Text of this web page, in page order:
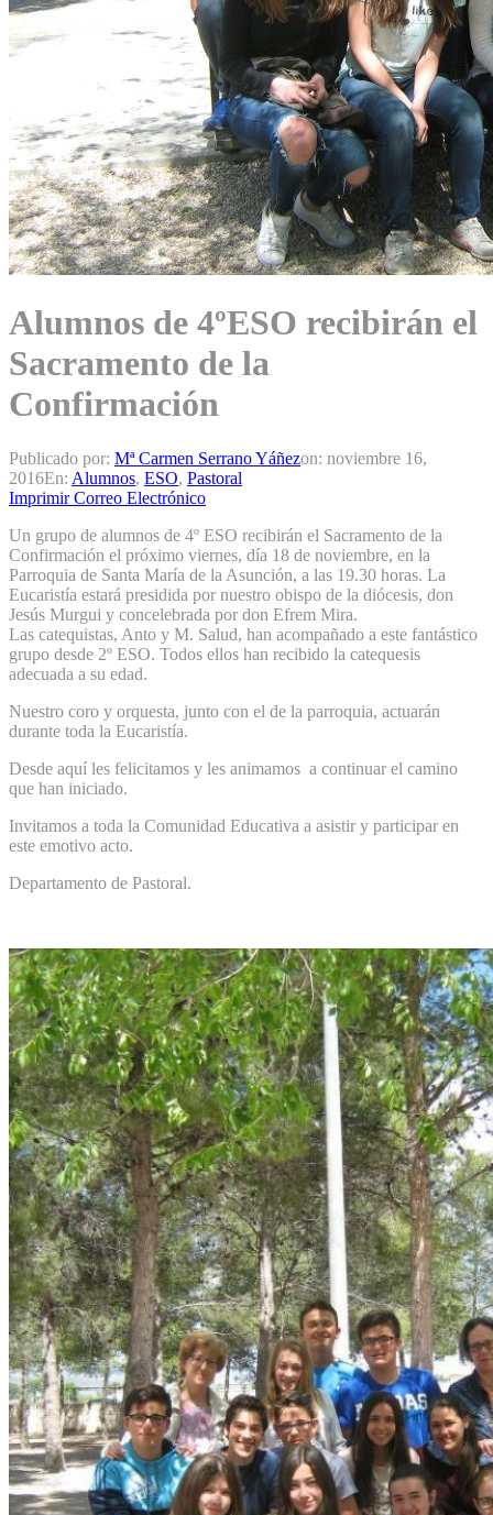
Alumnos de 4ºESO recibirán el
Sacramento de la
Confirmación
Publicado por: Mª Carmen Serrano Yáñezon: noviembre 16,
2016En: Alumnos, ESO, Pastoral
Imprimir Correo Electrónico
Un grupo de alumnos de 4º ESO recibirán el Sacramento de la
Confirmación el próximo viernes, día 18 de noviembre, en la
Parroquia de Santa María de la Asunción, a las 19.30 horas. La
Eucaristía estará presidida por nuestro obispo de la diócesis, don
Jesús Murgui y concelebrada por don Efrem Mira.
Las catequistas, Anto y M. Salud, han acompañado a este fantástico
grupo desde 2º ESO. Todos ellos han recibido la catequesis
adecuada a su edad.
Nuestro coro y orquesta, junto con el de la parroquia, actuarán
durante toda la Eucaristía.
Desde aquí les felicitamos y les animamos a continuar el camino
que han iniciado.
Invitamos a toda la Comunidad Educativa a asistir y participar en
este emotivo acto.
Departamento de Pastoral.